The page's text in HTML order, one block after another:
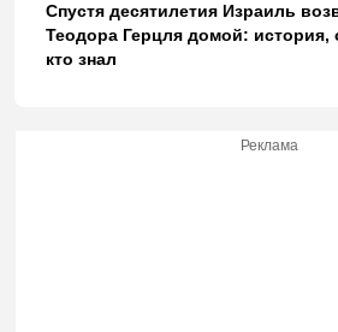
Спустя десятилетия Израиль
Теодора Герцля домой: история,
кто знал
Реклама